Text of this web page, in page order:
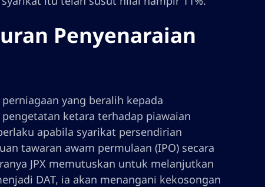
Penyenaraian
yang beralih kepada
ketara terhadap piawaian
apabila syarikat persendirian
tawaran awam permulaan (IPO) secara
JPX memutuskan untuk melanjutkan
DAT, ia akan menangani kekosongan